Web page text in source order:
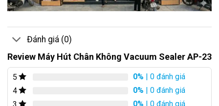
Đánh giá (0)
Review Máy Hút Chân Không Vacuum Sealer AP-23
5 0% | 0 đánh giá
4
0% | 0 đánh giá
0% | 0 đánh giá